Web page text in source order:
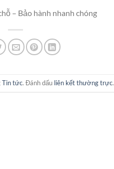
– Bảo hành nhanh chóng
Tin tức. Đánh dấu liên kết thường trực.